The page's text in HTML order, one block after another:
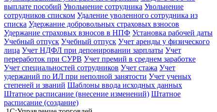
выплате пособий Увольнение сотрудника Увольнение
сотрудников списком Удаление уволенного сотрудника из
списка Удержание добровольных страховых взносов
Удержание страховых взносов в НПФ Установка рабочей даты
Учебный отпуск Учебный отпуск Учет аренды у физического
лица Учет НДФЛ при депонировании зарплаты Учет
переработок при СУРВ Учет премий в среднем заработке
Учет специальностей сотрудников Учет стажа Учет
удержаний по ИЛ при неполной занятости Учет ученых
степеней и званий Шаблоны ввода исходных данных
Штатное расписание (внесение изменений) Штатное
расписание (создание)